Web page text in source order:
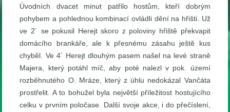
Úvodních dvacet minut patřilo hostům, kteří dobrým
pohybem a pohlednou kombinací ovládli dění na hřišti. Už
ve 2´ se pokusil Herejt skoro z poloviny hřiště překvapit
domácího brankáře, ale k přesnému zásahu ještě kus
chyběl. Ve 4´ Herejt dlouhým pasem našel na levé straně
Majera, který potáhl míč, aby poté nalezl v pok. území
rozběhnutého O. Mráze, který z úhlu nedokázal Vančáta
prostřelit. A to bohužel byla největší příležitost hostujícího
celku v prvním poločase. Další svoje akce, i do přečíslení,